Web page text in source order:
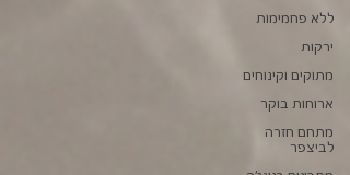
ללא פחמימות
ירקות
מתוקים וקינוחים
ארוחות בוקר
מתחם חזרה
לביצפר